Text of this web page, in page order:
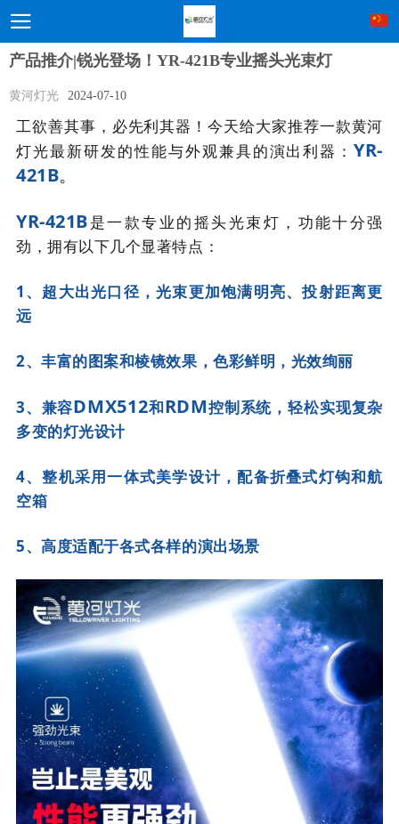
产品推介|锐光登场！YR-421B专业摇头光束灯
黄河灯光 2024-07-10
工欲善其事，必先利其器！今天给大家推荐一款黄河
灯光最新研发的性能与外观兼具的演出利器：YR-
421B。
YR-421B是一款专业的摇头光束灯，功能十分强
劲，拥有以下几个显著特点：
1、超大出光口径，光束更加饱满明亮、投射距离更
远
2、丰富的图案和棱镜效果，色彩鲜明，光效绚丽
3、 兼容DMX512和RDM控制系统，轻松实现复杂
多变的灯光设计
4、整机采用一体式美学设计，配备折叠式灯钩和航
空箱
5、高度适配于各式各样的演出场景